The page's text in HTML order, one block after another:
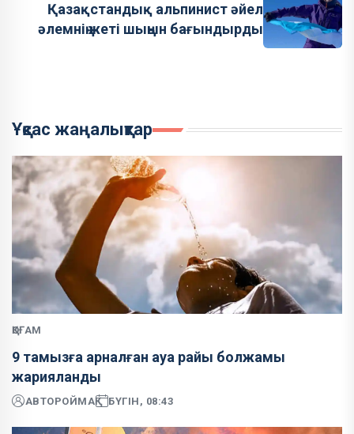
Қазақстандық альпинист әйел
әлемнің жеті шыңын бағындырды
Ұқсас жаңалықтар
ҚОҒАМ
9 тамызға арналған ауа райы болжамы
жарияланды
АВТОРОЙМАҚ БҮГІН, 08:43